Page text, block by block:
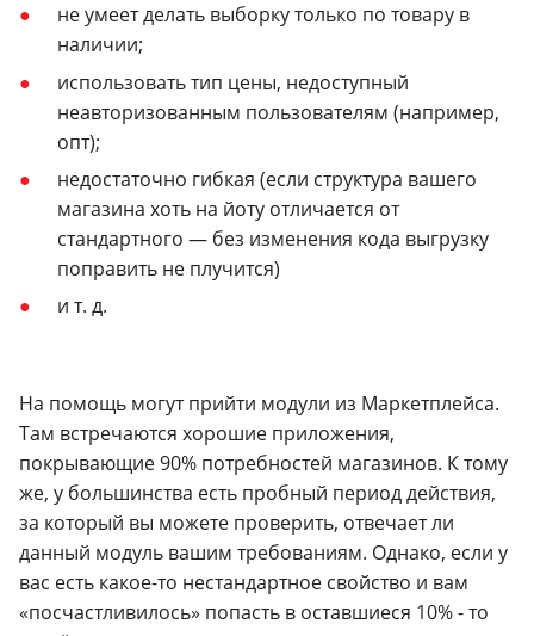
не умеет делать выборку только по товару в
наличии;
использовать тип цены, недоступный
неавторизованным пользователям (например,
опт);
недостаточно гибкая (если структура вашего
магазина хоть на йоту отличается от
стандартного — без изменения кода выгрузку
поправить не плучится)
и т. д.
На помощь могут прийти модули из Маркетплейса.
Там встречаются хорошие приложения,
покрывающие 90% потребностей магазинов. К тому
же, у большинства есть пробный период действия,
за который вы можете проверить, отвечает ли
данный модуль вашим требованиям. Однако, если у
вас есть какое-то нестандартное свойство и вам
«посчастливилось» попасть в оставшиеся 10% - то